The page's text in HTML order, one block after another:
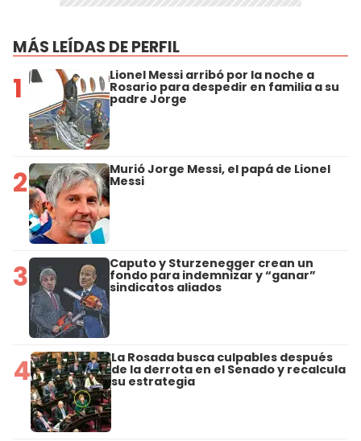
MÁS LEÍDAS DE PERFIL
1 Lionel Messi arribó por la noche a
Rosario para despedir en familia a su
padre Jorge
2 Murió Jorge Messi, el papá de Lionel
Messi
3 Caputo y Sturzenegger crean un
fondo para indemnizar y “ganar”
sindicatos aliados
4 La Rosada busca culpables después
de la derrota en el Senado y recalcula
su estrategia